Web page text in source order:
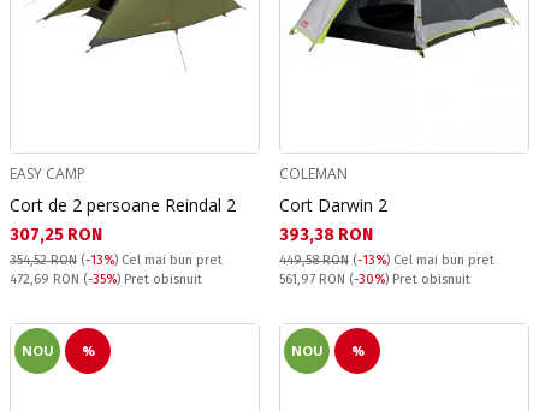
EASY CAMP
Cort de 2 persoane Reindal 2
Текуща цена:
307,25 RON
354,52 RON (-13%) Cel mai bun pret
Pret obisnuit:
472,69 RON (-35%) Pret obisnuit
COLEMAN
Cort Darwin 2
Текуща цена:
393,38 RON
449,58 RON (-13%) Cel mai bun pret
Pret obisnuit:
561,97 RON (-30%) Pret obisnuit
NOU % NOU %